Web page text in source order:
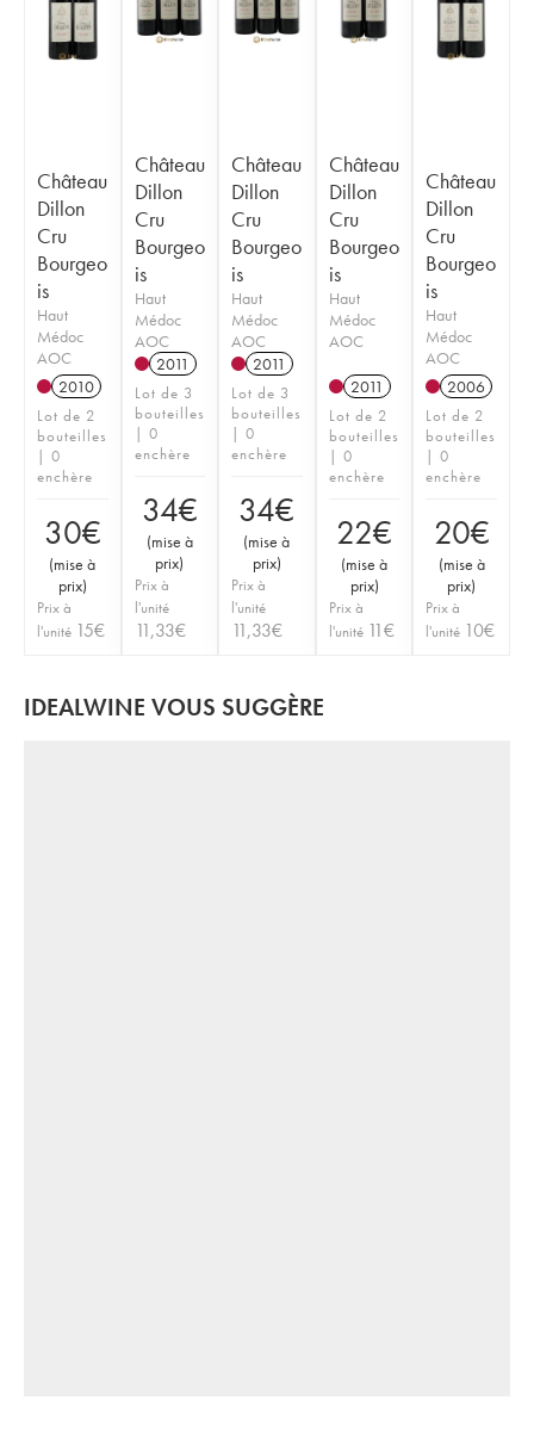
Château
Dillon
Cru
Bourgeo
is
Haut
Médoc
AOC
2010
Lot de 2
bouteilles
| 0
enchère
30€
(mise à
prix)
Prix à
l'unité 15€
Château
Dillon
Cru
Bourgeo
is
Haut
Médoc
AOC
2011
Lot de 3
bouteilles
| 0
enchère
34€
(mise à
prix)
Prix à
l'unité
11,33€
Château
Dillon
Cru
Bourgeo
is
Haut
Médoc
AOC
2011
Lot de 3
bouteilles
| 0
enchère
34€
(mise à
prix)
Prix à
l'unité
11,33€
Château
Dillon
Cru
Bourgeo
is
Haut
Médoc
AOC
2011
Lot de 2
bouteilles
| 0
enchère
22€
(mise à
prix)
Prix à
l'unité 11€
Château
Dillon
Cru
Bourgeo
is
Haut
Médoc
AOC
2006
Lot de 2
bouteilles
| 0
enchère
20€
(mise à
prix)
Prix à
l'unité 10€
IDEALWINE VOUS SUGGÈRE